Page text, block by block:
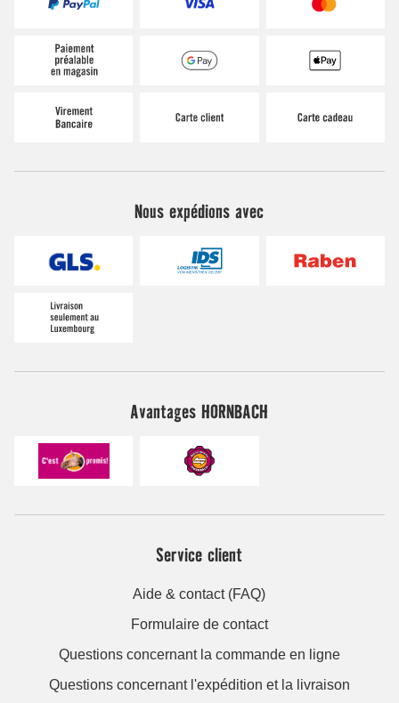
Nous expédions avec
Avantages HORNBACH
Service client
Aide & contact (FAQ)
Formulaire de contact
Questions concernant la commande en ligne
Questions concernant l'expédition et la livraison